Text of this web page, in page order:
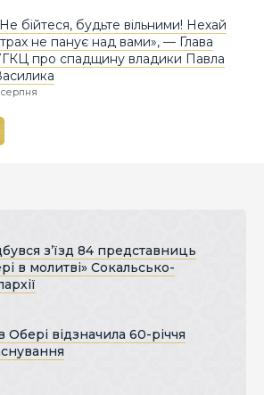
бійтеся, будьте вільними! Нехай
не панує над вами», — Глава
про спадщину владики Павла
з’їзд 84 представниць
в молитві» Сокальсько-
відзначила 60-річчя